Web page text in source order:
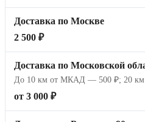
Доставка по Москве
2 500 ₽
Доставка по Московской
До 10 км от МКАД — 500 ₽; 20
от 3 000 ₽